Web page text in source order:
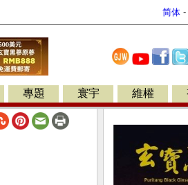
简体 -
專題 寰宇 維權